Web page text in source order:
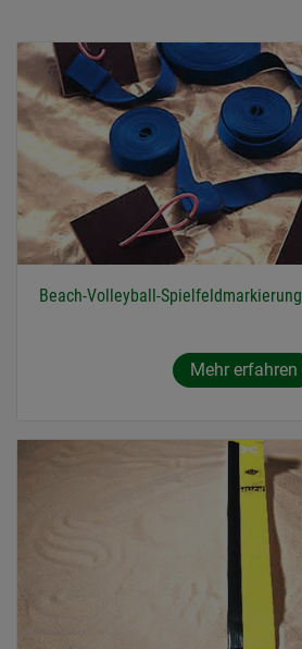
Beach-Volleyball-Spielfeldmarkierung
Mehr erfahren